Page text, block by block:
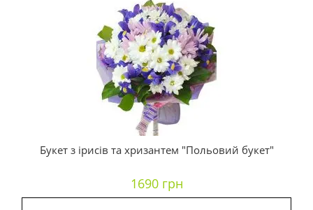
Букет з ірисів та хризантем "Польовий букет"
1690 грн